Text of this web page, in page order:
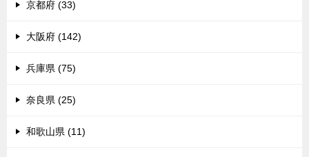
京都府 (33)
大阪府 (142)
兵庫県 (75)
奈良県 (25)
和歌山県 (11)